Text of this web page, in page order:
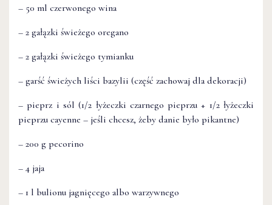
– 50 ml czerwonego wina
– 2 gałązki świeżego oregano
– 2 gałązki świeżego tymianku
– garść świeżych liści bazylii (część zachowaj dla dekoracji)
– pieprz i sól (1/2 łyżeczki czarnego pieprzu + 1/2 łyżeczki
pieprzu cayenne – jeśli chcesz, żeby danie było pikantne)
– 200 g pecorino
– 4 jaja
– 1 l bulionu jagnięcego albo warzywnego